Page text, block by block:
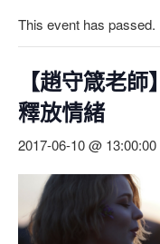
This event has passed.
【趙守箴老
釋放情緒
2017-06-10 @ 13:00:00